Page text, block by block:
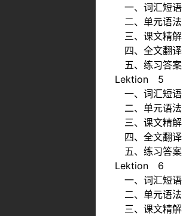
一、词汇短语
二、单元语法
三、课文精解
四、全文翻译
五、练习答案
Lektion 5
一、词汇短语
二、单元语法
三、课文精解
四、全文翻译
五、练习答案
Lektion 6
一、词汇短语
二、单元语法
三、课文精解